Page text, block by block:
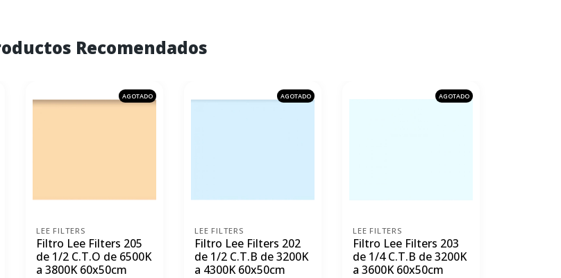
Recomendados
AGOTADO
LEE FILTERS
Filtro Lee Filters 205
de 1/2 C.T.O de 6500K
a 3800K 60x50cm
AGOTADO
LEE FILTERS
Filtro Lee Filters 202
de 1/2 C.T.B de 3200K
a 4300K 60x50cm
AGOTADO
LEE FILTERS
Filtro Lee Filters 203
de 1/4 C.T.B de 3200K
a 3600K 60x50cm